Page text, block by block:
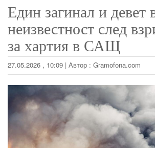
Един загинал и девет
неизвестност след
за хартия в САЩ
27.05.2026 , 10:09 | Автор : Gramofona.com